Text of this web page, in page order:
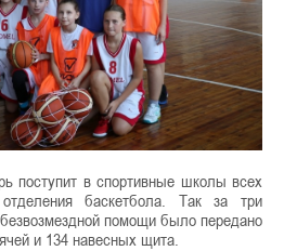
поступит в спортивные школы всех
баскетбола. Так за три
помощи было передано
и 134 навесных щита.